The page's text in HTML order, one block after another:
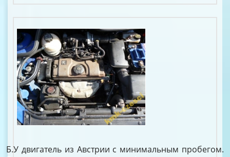
Б.У двигатель из Австрии с минимальным пробегом.